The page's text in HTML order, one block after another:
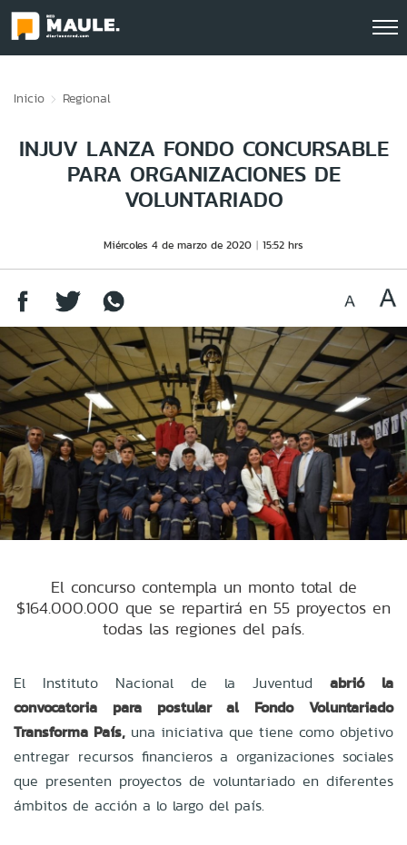
Inicio Regional
INJUV LANZA FONDO CONCURSABLE
PARA ORGANIZACIONES DE
VOLUNTARIADO
Miércoles 4 de marzo de 2020 15:52 hrs
El concurso contempla un monto total de
$164.000.000 que se repartirá en 55 proyectos en
todas las regiones del país.
El Instituto Nacional de la Juventud abrió la
convocatoria para postular al Fondo Voluntariado
Transforma País, una iniciativa que tiene como objetivo
entregar recursos financieros a organizaciones sociales
que presenten proyectos de voluntariado en diferentes
ámbitos de acción a lo largo del país.